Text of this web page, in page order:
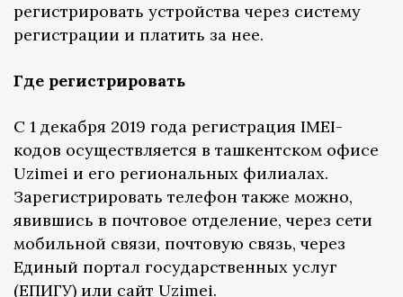
регистрировать устройства через систему
регистрации и платить за нее.
Где регистрировать
С 1 декабря 2019 года регистрация IMEI-
кодов осуществляется в ташкентском офисе
Uzimei и его региональных филиалах.
Зарегистрировать телефон также можно,
явившись в почтовое отделение, через сети
мобильной связи, почтовую связь, через
Единый портал государственных услуг
(ЕПИГУ) или сайт Uzimei.